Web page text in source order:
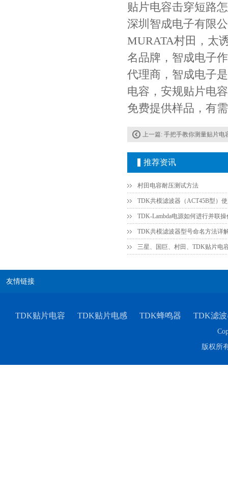
贴片电容击穿短路
深圳智成电子有限
MURATA村田，太
名品牌，智成电子
代理商，智成电子
电容，安规贴片电
免费提供样品，有
上一篇: 手把手教你测量贴片电
推荐资讯
村田电容耐压测试方法
TDK共模滤波器（ACT45B型）
TDK共模滤波器型号命名方法详
三星、国巨、村田、TDK贴片电
友情链接
TDK贴片电容 TDK贴片电感 TDK蜂鸣器 TDK滤
版权所